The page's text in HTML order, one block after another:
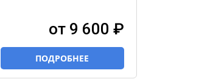
от 9 600 ₽
ПОДРОБНЕЕ